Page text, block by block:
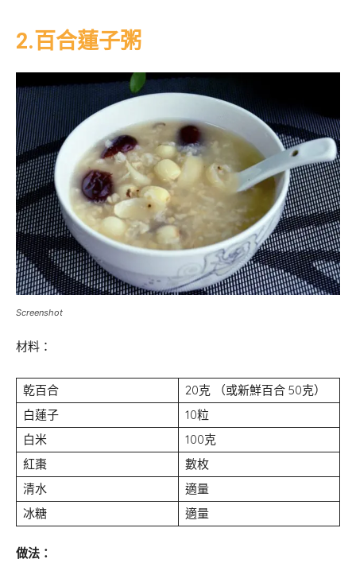
2.百合蓮子粥
Screenshot
材料：
乾百合
20克 （或新鮮百合 50克）
白蓮子
10粒
白米
100克
紅棗
數枚
清水
適量
冰糖
適量
做法：